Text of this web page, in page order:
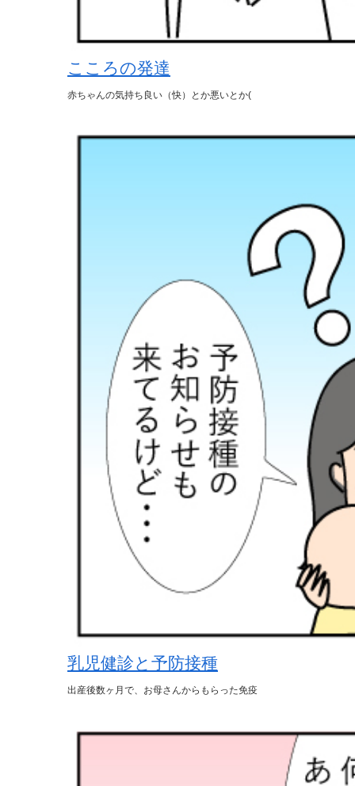
こころの発達
赤ちゃんの気持ち良い（快）とか悪いとか(
乳児健診と予防接種
出産後数ヶ月で、お母さんからもらった免疫